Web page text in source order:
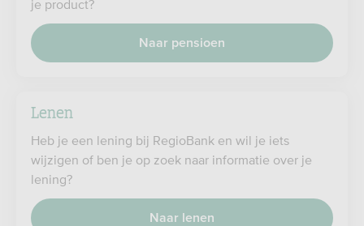
je product?
Naar pensioen
Lenen
Heb je een lening bij RegioBank en wil je iets
wijzigen of ben je op zoek naar informatie over je
lening?
Naar lenen